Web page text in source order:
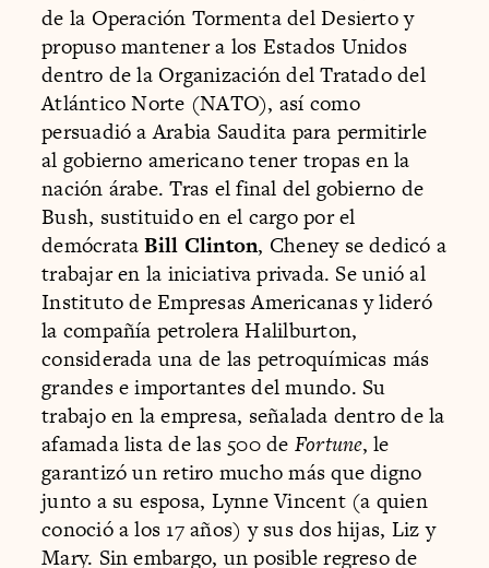
de la Operación Tormenta del Desierto y
propuso mantener a los Estados Unidos
dentro de la Organización del Tratado del
Atlántico Norte (NATO), así como
persuadió a Arabia Saudita para permitirle
al gobierno americano tener tropas en la
nación árabe. Tras el final del gobierno de
Bush, sustituido en el cargo por el
demócrataBill Clinton, Cheney se dedicó a
trabajar en la iniciativa privada. Se unió al
Instituto de Empresas Americanas y lideró
la compañía petrolera Halilburton,
considerada una de las petroquímicas más
grandes e importantes del mundo. Su
trabajo en la empresa, señalada dentro de la
afamada lista de las 500 de Fortune, le
garantizó un retiro mucho más que digno
junto a su esposa, Lynne Vincent (a quien
conoció a los 17 años) y sus dos hijas, Liz y
Mary. Sin embargo, un posible regreso de